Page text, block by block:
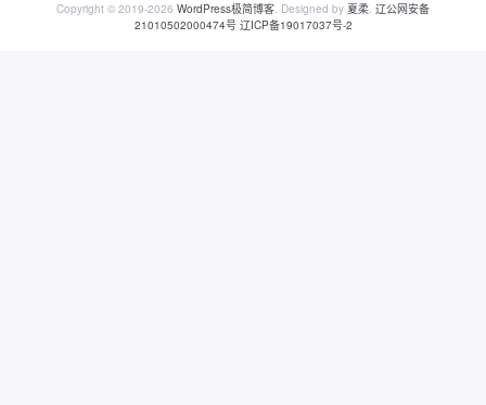
Copyright © 2019-2026 WordPress极简博客. Designed by 夏柔. 辽公网安备
21010502000474号 辽ICP备19017037号-2